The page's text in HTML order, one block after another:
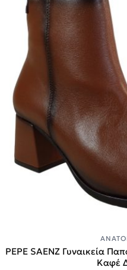
PEPE SAENZ Γυναικεία
Καφέ